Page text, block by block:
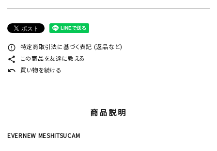
error_outline 特定商取引法に基づく表記 (返品など)
share この商品を友達に教える
undo 買い物を続ける
商品説明
EVERNEW MESHITSUCAM